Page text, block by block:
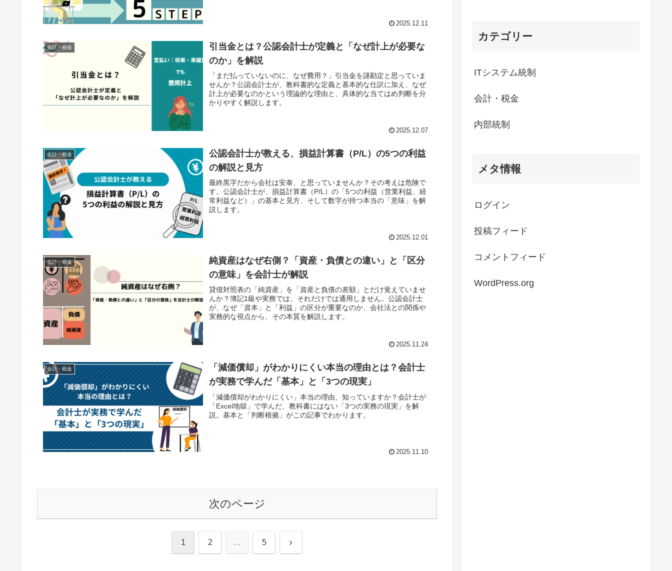
2025.12.11
会計・税金
引当金とは？公認会計士が定義と「なぜ計上が必要な
のか」を解説
「まだ払っていないのに、なぜ費用？」引当金を謎勘定と思っていま
せんか？公認会計士が、教科書的な定義と基本的な仕訳に加え、なぜ
計上が必要なのかという理論的な理由と、具体的な当てはめ判断を分
かりやすく解説します。
2025.12.07
会計・税金
公認会計士が教える、損益計算書（P/L）の5つの利益
の解説と見方
最終黒字だから会社は安泰、と思っていませんか？その考えは危険で
す。公認会計士が、損益計算書（P/L）の「5つの利益（営業利益、経
常利益など）」の基本と見方、そして数字が持つ本当の「意味」を解
説します。
2025.12.01
会計・税金
純資産はなぜ右側？「資産・負債との違い」と「区分
の意味」を会計士が解説
貸借対照表の「純資産」を「資産と負債の差額」とだけ覚えていませ
んか？簿記1級や実務では、それだけでは通用しません。公認会計士
が、なぜ「資本」と「利益」の区分が重要なのか、会社法との関係や
実務的な視点から、その本質を解説します。
2025.11.24
会計・税金
「減価償却」がわかりにくい本当の理由とは？会計士
が実務で学んだ「基本」と「3つの現実」
「減価償却がわかりにくい」本当の理由、知っていますか？会計士が
「Excel地獄」で学んだ、教科書にはない「3つの実務の現実」を解
説。基本と「判断根拠」がこの記事でわかります。
2025.11.10
次のページ
1 2 … 5 次
カテゴリー
ITシステム統制
会計・税金
内部統制
メタ情報
ログイン
投稿フィード
コメントフィード
WordPress.org